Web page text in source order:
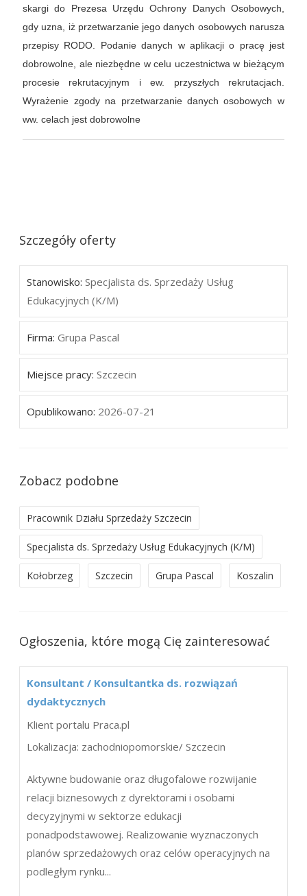
skargi do Prezesa Urzędu Ochrony Danych Osobowych,
gdy uzna, iż przetwarzanie jego danych osobowych narusza
przepisy RODO. Podanie danych w aplikacji o pracę jest
dobrowolne, ale niezbędne w celu uczestnictwa w bieżącym
procesie rekrutacyjnym i ew. przyszłych rekrutacjach.
Wyrażenie zgody na przetwarzanie danych osobowych w
ww. celach jest dobrowolne
Szczegóły oferty
Stanowisko:Specjalista ds. Sprzedaży Usług
Edukacyjnych (K/M)
Firma: Grupa Pascal
Miejsce pracy:Szczecin
Opublikowano: 2026-07-21
Zobacz podobne
Pracownik Działu Sprzedaży Szczecin
Specjalista ds. Sprzedaży Usług Edukacyjnych (K/M)
Kołobrzeg Szczecin Grupa Pascal Koszalin
Ogłoszenia, które mogą Cię zainteresować
Konsultant / Konsultantka ds. rozwiązań
dydaktycznych
Klient portalu Praca.pl
Lokalizacja: zachodniopomorskie/ Szczecin
Aktywne budowanie oraz długofalowe rozwijanie
relacji biznesowych z dyrektorami i osobami
decyzyjnymi w sektorze edukacji
ponadpodstawowej. Realizowanie wyznaczonych
planów sprzedażowych oraz celów operacyjnych na
podległym rynku...